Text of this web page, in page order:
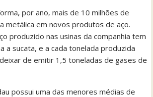
por ano, mais de 10 milhões de
metálica em novos produtos de aço.
produzido nas usinas da companhia tem
a sucata, e a cada tonelada produzida
de emitir 1,5 toneladas de gases de
possui uma das menores médias de